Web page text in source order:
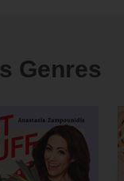
Genres